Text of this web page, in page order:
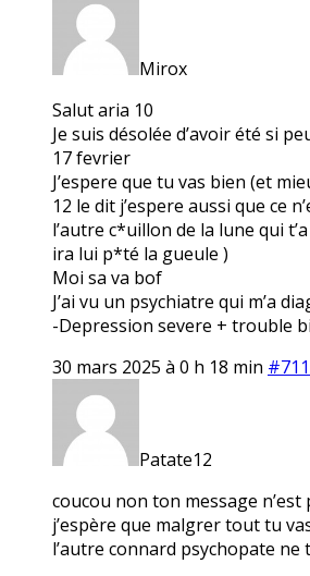
Mirox
Salut aria 10
Je suis désolée d’avoir été si
17 fevrier
J’espere que tu vas bien (et
12 le dit j’espere aussi que ce
l’autre c*uillon de la lune qui
ira lui p*té la gueule )
Moi sa va bof
J’ai vu un psychiatre qui m’a
-Depression severe + trouble
30 mars 2025 à 0 h 18 min
Patate12
coucou non ton message n’est
j’espère que malgrer tout tu
l’autre connard psychopate ne